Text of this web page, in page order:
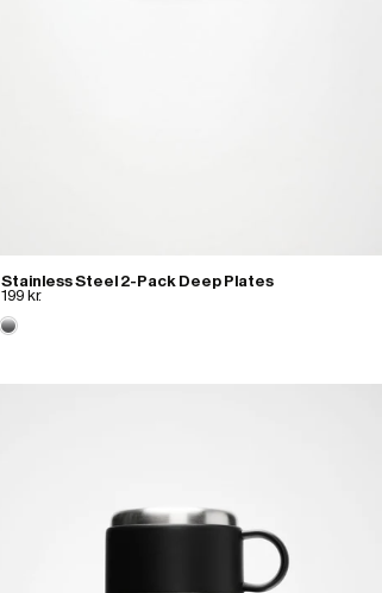
Stainless Steel 2-Pack Deep Plates
199 kr.